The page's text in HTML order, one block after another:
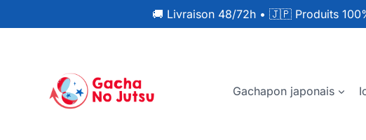
🚚 Livraison 48/72h • 🇯🇵 Produits
Gachapon japonais